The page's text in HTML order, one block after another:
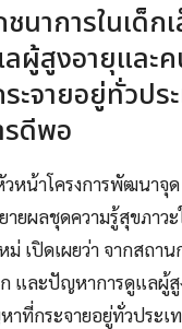
นาการในเด็ก
ผู้สูงอายุและ
จายอยู่ทั่วปร
รดีพอ
วหน้าโครงการพัฒนาจุด
ายผลชุดความรู้สุขภาว
หม่ เปิดเผยว่า จากสถา
ก และปัญหาการดูแลผู้
ที่กระจายอยู่ทั่วประเ